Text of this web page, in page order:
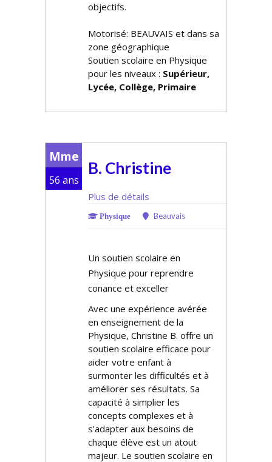
objectifs.
Motorisé: BEAUVAIS et dans sa
zone géographique
Soutien scolaire en Physique
pour les niveaux : Supérieur,
Lycée, Collège, Primaire
Mme
56 ans
B. Christine
Plus de détails
Physique Beauvais
Un soutien scolaire en
Physique pour reprendre
confiance et exceller
Avec une expérience avérée
en enseignement de la
Physique, Christine B. offre un
soutien scolaire efficace pour
aider votre enfant à
surmonter les difficultés et à
améliorer ses résultats. Sa
capacité à simplifier les
concepts complexes et à
s'adapter aux besoins de
chaque élève est un atout
majeur. Le soutien scolaire en